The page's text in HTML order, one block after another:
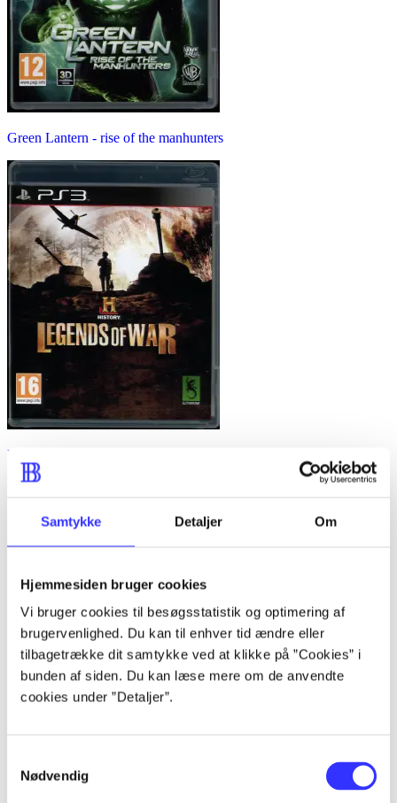
Samtykke Detaljer Om
Hjemmesiden bruger cookies
Vi bruger cookies til besøgsstatistik og optimering af
brugervenlighed. Du kan til enhver tid ændre eller
tilbagetrække dit samtykke ved at klikke på ”Cookies” i
bunden af siden. Du kan læse mere om de anvendte
cookies under ”Detaljer”.
Nødvendig
Green Lantern - rise of the manhunters
Legends of war
af
af
Peter Martin Jørgensen
spillere, da der er en del tale. De yngre kan